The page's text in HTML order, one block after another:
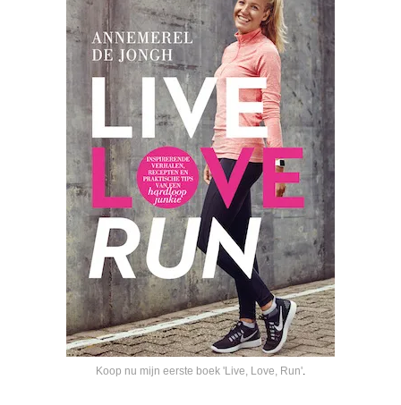
Koop nu mijn eerste boek 'Live, Love, Run'